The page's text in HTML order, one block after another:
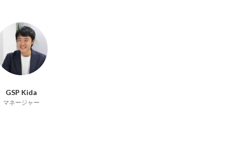
GSP Kida
マネージャー